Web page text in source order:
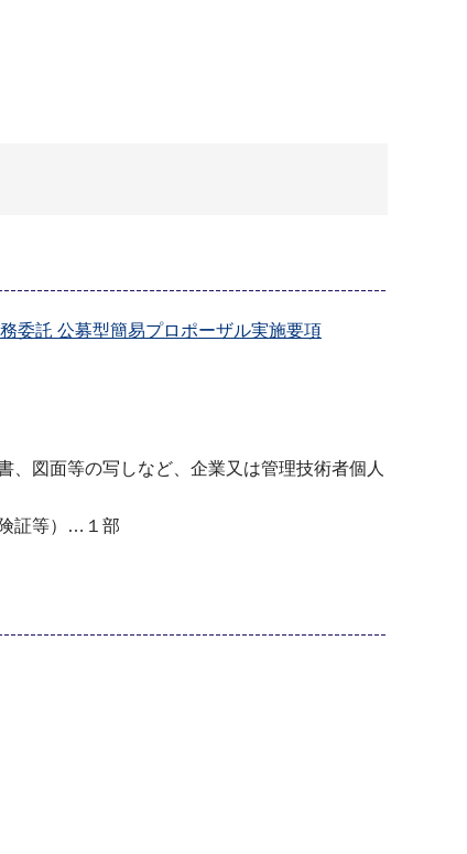
委託 公募型簡易プロポーザル実施要項
、図面等の写しなど、企業又は管理技術者個人
証等）…１部